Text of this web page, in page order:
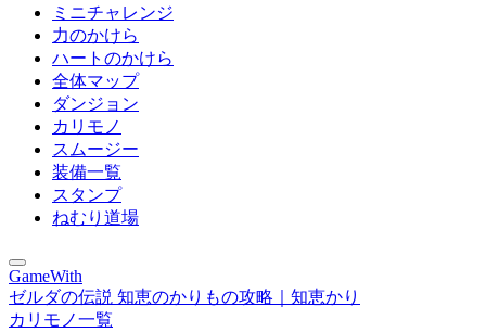
ミニチャレンジ
力のかけら
ハートのかけら
全体マップ
ダンジョン
カリモノ
スムージー
装備一覧
スタンプ
ねむり道場
GameWith
ゼルダの伝説 知恵のかりもの攻略｜知恵かり
カリモノ一覧